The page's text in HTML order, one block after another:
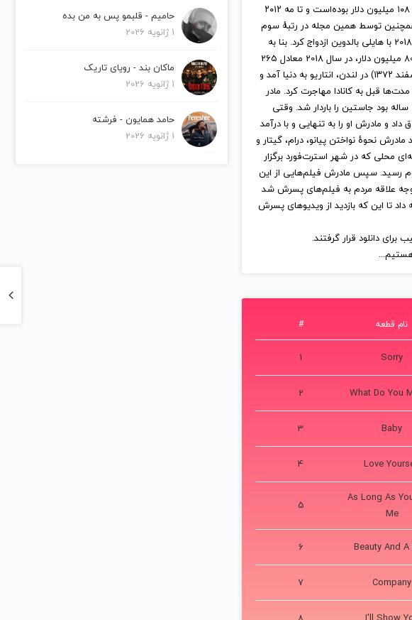
پس از انتشار آلبوم دنیای من ۲ توری جهانی را با نام تور دنیای من آغاز کرد. فیلم
سه‌بعدی او نیز با نام هرگز نگو هرگز که یک مستند کنسرتی است در اوایل سال ۲۰۱۱ اکران شد و به پرفروش‌ترین
فیلم مستند، موزیکال و کنسرتی تاریخ آمریکا تبدیل شد. در اواخر سال ۲۰۱۱ دومین آلبوم استودیویی وی با نام زیر
آمد که همانند آلبوم اولش، شمارهٔ ۱ جدول بیلبورد ۲۰۰ شد. سومین آلبوم استودیویی وی با نام باور در
پایان بهار ۲۰۱۲ پخش شد. چهارمین آلبوم استودیویی وی با نام هدف در نوامبر ۲۰۱۵ منتشر شد. این آلبوم موفقیت
فهرست ۱۰۰ آهنگ داغ بیلبورد قرار گرفتند. بیبر (به گفتهٔ خودش) تحت
تأثیر هنرمندان سیاه‌پوست همانند مایکل جکسون است. او در سال ۲۰۱۱ از طرف مجلهٔ تایم به عنوان یکی از ۱۰۰ فرد
تأثیرگذار سال انتخاب شد. همچنین در سال ۲۰۱۱ به عنوان دومین فرد ثروتمند زیر ۳۰ سال ۱۲ ماه گذشته نیز معرفی
شد. در سال ۲۰۱۲ مجلهٔ فوربس اعلام کرد که درآمد بیبر در دو سال گذشته ۱۰۸ میلیون دلار بوده‌است و تا مه ۲۰۱۲
همچنین توسط همین مجله در رتبهٔ سوم
فهرست صد شخصیت مشهور قدرتمند سال ۲۰۱۲ قرار گرفت. وی در سال 2018 با هایلی بالدوین ازدواج کرد. بنا به
گزارش مجله لاکچری دات کش، ثروت جاستین بیبر با درآمد فعلی سالیانه 80 میلیون دلار، در سال 2018 معادل 265
میلیون دلار تخمین زده می شود. جاستین بیبر در تاریخ ۱ مارس ۱۹۹۴ (‎۱۰ اسفند ۱۳۷۲) در لندن، انتاریو به دنیا آمد و
قبل به کانادا مهاجرت کرد. مادر
جاستین، پتی مالت،و نیز فرانسه-کانادایی‌تبار است. مادرش وقتی که ۱۸ ساله بود جاستین را باردار شد. وقتی
داد و مادرش او را به تنهایی و با درآمد
زمانی که او ۱۲ ساله بود در مسابقه‌ای محلی که در شهر استرت‌فورد برگزار
علاقه مردم به فیلم‌های پسرش شد
تا این که بازدید از ویدیوهای پسرش
برایدانلودقرار گرفتند.
هستیم...
# نام قطعه
1 Sorry
2 What Do You
3 Baby
4 Love
حامیم - قلبمو پس به من بده
1 ژانویه 2026
ماکان بند - رویای تاریک
1 ژانویه 2026
حامد همایون - فرشته
1 ژانویه 2026